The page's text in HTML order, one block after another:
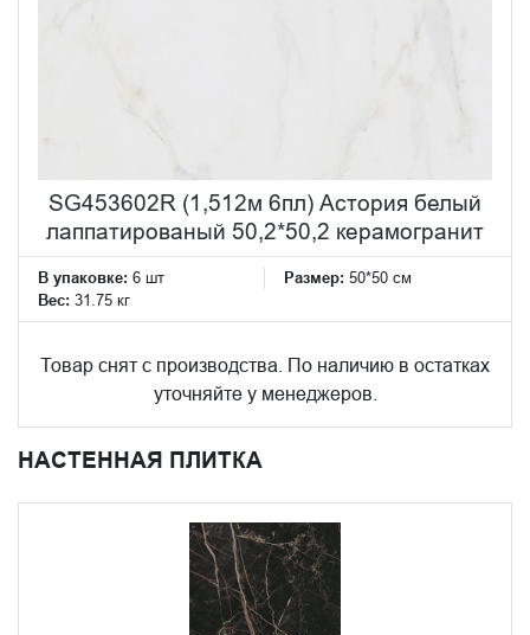
SG453602R (1,512м 6пл) Астория белый
лаппатированый 50,2*50,2 керамогранит
В упаковке: 6 шт Размер: 50*50 см
Вес: 31.75 кг
Товар снят с производства. По наличию в остатках
уточняйте у менеджеров.
НАСТЕННАЯ ПЛИТКА